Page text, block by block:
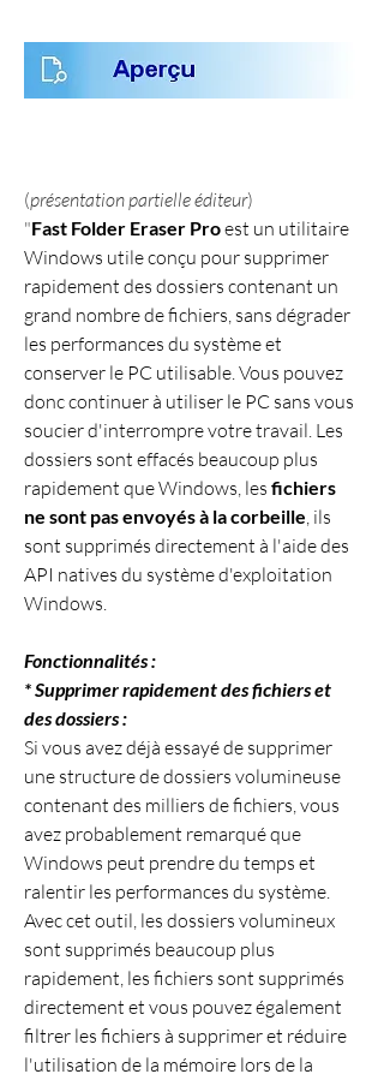
(présentation partielle éditeur)
"Fast Folder Eraser Pro est un utilitaire
Windows utile conçu pour supprimer
rapidement des dossiers contenant un
grand nombre de fichiers, sans dégrader
les performances du système et
conserver le PC utilisable. Vous pouvez
donc continuer à utiliser le PC sans vous
soucier d'interrompre votre travail. Les
dossiers sont effacés beaucoup plus
rapidement que Windows, les fichiers
ne sont pas envoyés à la corbeille , ils
sont supprimés directement à l'aide des
API natives du système d'exploitation
Windows.
Fonctionnalités :
* Supprimer rapidement des fichiers et
des dossiers :
Si vous avez déjà essayé de supprimer
une structure de dossiers volumineuse
contenant des milliers de fichiers, vous
avez probablement remarqué que
Windows peut prendre du temps et
ralentir les performances du système.
Avec cet outil, les dossiers volumineux
sont supprimés beaucoup plus
rapidement, les fichiers sont supprimés
directement et vous pouvez également
filtrer les fichiers à supprimer et réduire
l'utilisation de la mémoire lors de la